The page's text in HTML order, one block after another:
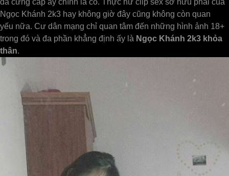
Ngọc Khánh 2k3 hay không giờ đây cũng không còn quan
yếu nữa. Cư dân mạng chỉ quan tâm đến những hình ảnh 18+
trong đó và đa phần khẳng định ấy là Ngọc Khánh 2k3 khỏa
thân.